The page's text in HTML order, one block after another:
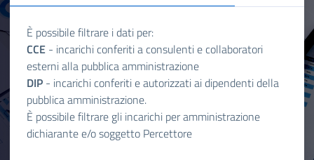
È possibile filtrare i dati per:
CCE - incarichi conferiti a consulenti e collaboratori
esterni alla pubblica amministrazione
DIP - incarichi conferiti e autorizzati ai dipendenti della
pubblica amministrazione.
È possibile filtrare gli incarichi per amministrazione
dichiarante e/o soggetto Percettore